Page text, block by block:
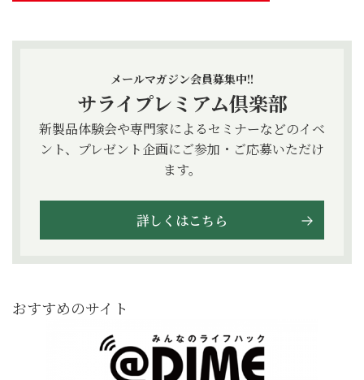
メールマガジン会員募集中!!
サライプレミアム倶楽部
新製品体験会や専門家によるセミナーなどのイベ
ント、プレゼント企画にご参加・ご応募いただけ
ます。
詳しくはこちら
おすすめのサイト